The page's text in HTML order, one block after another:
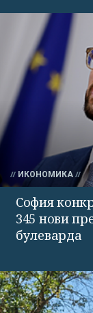
ИКОНОМИКА
София
345 нови
булеварда